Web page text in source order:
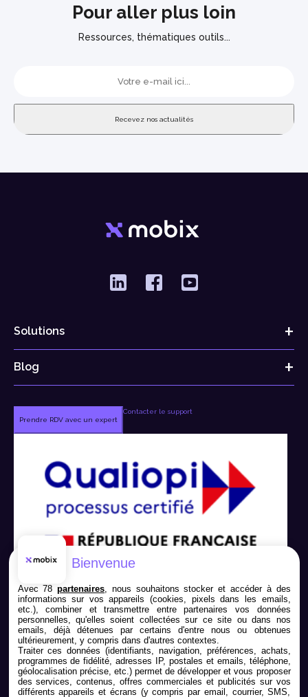
Pour aller plus loin
Ressources, thématiques outils...
Solutions
Blog
Prendre RDV avec un expert
Contacter le support
Nous contacter
Bienvenue
Avec 78partenaires , nous souhaitons stocker et accéder à des
informations sur vos appareils (cookies, pixels dans les emails,
etc.), combiner et transmettre entre partenaires vos données
personnelles, qu'elles soient collectées sur ce site ou dans nos
emails, déjà détenues par certains d'entre nous ou obtenues
ultérieurement, y compris dans d'autres contextes.
Traiter ces données (identifiants, navigation, préférences, achats,
programmes de fidélité, adresses IP, postales et emails, téléphone,
géolocalisation précise, etc.) permet de développer et vous proposer
des services, contenus, offres commerciales et publicités sur vos
différents appareils et écrans (y compris par email, courrier, SMS,